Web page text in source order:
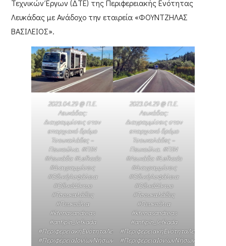
Τεχνικών Έργων (ΔΤΕ) τηςΠεριφερειακής Ενότητας
Λευκάδαςμε Ανάδοχο την εταιρεία«ΦΟΥΝΤΖΗΛΑΣ
ΒΑΣΙΛΕΙΟΣ».
2023.04.29 @ Π.Ε.
Λευκάδας:
Διαγραμμίσεις στον
επαρχιακό δρόμο
Τσουκαλάδες –
Πευκούλια. #ΠΙΝ
#Λευκάδα #Lefkada
#Διαγραμμίσεις
#ΟδικήΑσφάλεια
#ΟδικόΔίκτυο
#Τσουκαλάδες
#Πευκούλια
#ktenasandreas
#antipin_lefkada
#ΠεριφερειακήΕνότηταΛευκάδας
#ΠεριφέρειαΙονίωνΝήσων
2023.04.29 @ Π.Ε.
Λευκάδας:
Διαγραμμίσεις στον
επαρχιακό δρόμο
Τσουκαλάδες –
Πευκούλια. #ΠΙΝ
#Λευκάδα #Lefkada
#Διαγραμμίσεις
#ΟδικήΑσφάλεια
#ΟδικόΔίκτυο
#Τσουκαλάδες
#Πευκούλια
#ktenasandreas
#antipin_lefkada
#ΠεριφερειακήΕνότηταΛευκάδας
#ΠεριφέρειαΙονίωνΝήσων